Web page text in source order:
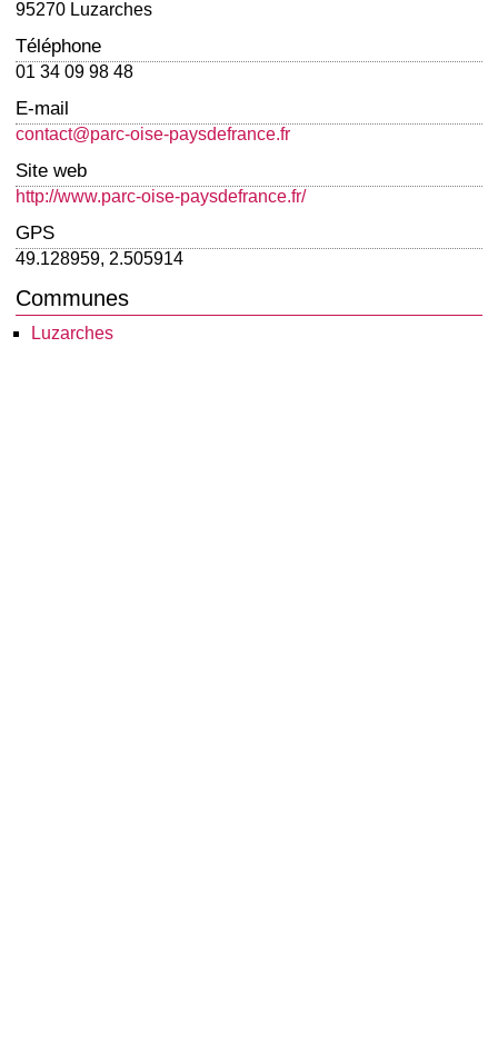
95270 Luzarches
Téléphone
01 34 09 98 48
E-mail
contact@parc-oise-paysdefrance.fr
Site web
http://www.parc-oise-paysdefrance.fr/
GPS
49.128959, 2.505914
Communes
Luzarches